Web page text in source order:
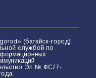
(батайск-город)
службой по
Эл № ФС77-